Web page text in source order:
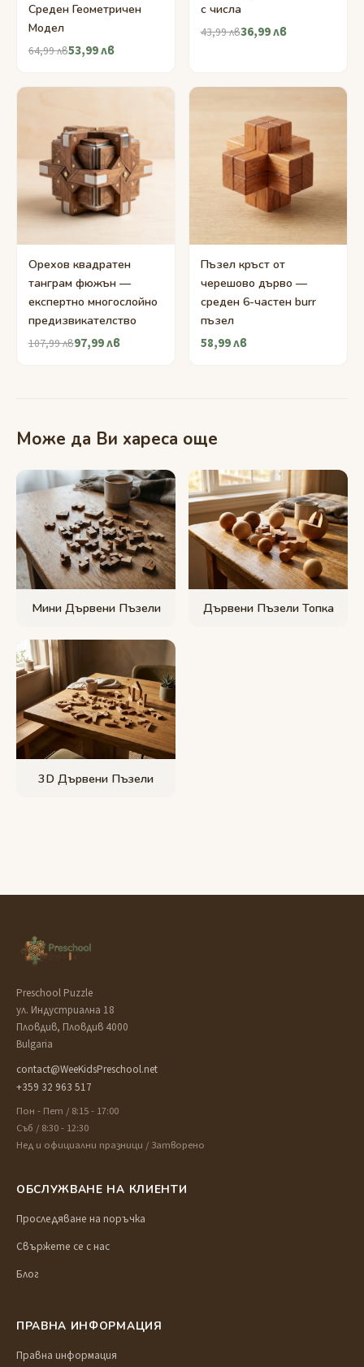
Среден Геометричен
Модел
64,99 лв53,99 лв
с числа
43,99 лв36,99 лв
Орехов квадратен
танграм фюжън —
експертно многослойно
предизвикателство
107,99 лв97,99 лв
Пъзел кръст от
черешово дърво —
среден 6-частен burr
пъзел
58,99 лв
Може да Ви хареса още
Мини Дървени Пъзели Дървени Пъзели Топка
3D Дървени Пъзели
Preschool Puzzle
ул. Индустриална 18
Пловдив, Пловдив 4000
Bulgaria
contact@WeeKidsPreschool.net
+359 32 963 517
Пон - Пет / 8:15 - 17:00
Съб / 8:30 - 12:30
Нед и официални празници / Затворено
ОБСЛУЖВАНЕ НА КЛИЕНТИ
Проследяване на поръчка
Свържете се с нас
Блог
ПРАВНА ИНФОРМАЦИЯ
Правна информация